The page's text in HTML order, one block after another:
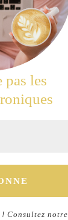
pas les
! Consultez notre